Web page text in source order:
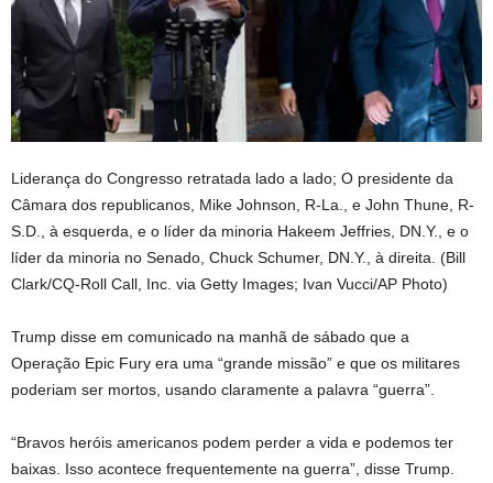
Liderança do Congresso retratada lado a lado; O presidente da
Câmara dos republicanos, Mike Johnson, R-La., e John Thune, R-
S.D., à esquerda, e o líder da minoria Hakeem Jeffries, DN.Y., e o
líder da minoria no Senado, Chuck Schumer, DN.Y., à direita. (Bill
Clark/CQ-Roll Call, Inc. via Getty Images; Ivan Vucci/AP Photo)
Trump disse em comunicado na manhã de sábado que a
Operação Epic Fury era uma “grande missão” e que os militares
poderiam ser mortos, usando claramente a palavra “guerra”.
“Bravos heróis americanos podem perder a vida e podemos ter
baixas. Isso acontece frequentemente na guerra”, disse Trump.